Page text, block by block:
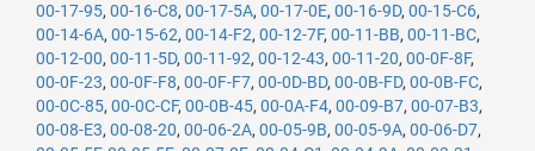
00-17-95, 00-16-C8, 00-17-5A, 00-17-0E, 00-16-9D, 00-15-C6,
00-14-6A, 00-15-62, 00-14-F2, 00-12-7F, 00-11-BB, 00-11-BC,
00-12-00, 00-11-5D, 00-11-92, 00-12-43, 00-11-20, 00-0F-8F,
00-0F-23, 00-0F-F8, 00-0F-F7, 00-0D-BD, 00-0B-FD, 00-0B-FC,
00-0C-85, 00-0C-CF, 00-0B-45, 00-0A-F4, 00-09-B7, 00-07-B3,
00-08-E3, 00-08-20, 00-06-2A, 00-05-9B, 00-05-9A, 00-06-D7,